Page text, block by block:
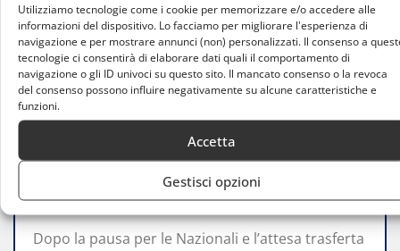
Utilizziamo tecnologie come i cookie per memorizzare e/o accedere alle
informazioni del dispositivo. Lo facciamo per migliorare l'esperienza di
navigazione e per mostrare annunci (non) personalizzati. Il consenso a
tecnologie ci consentirà di elaborare dati quali il comportamento di
navigazione o gli ID univoci su questo sito. Il mancato consenso o la revoca
del consenso possono influire negativamente su alcune caratteristiche e
funzioni.
Accetta
Gestisci opzioni
CONSIGLI
Milan-Fiorentina del 5 aprile: biglietti,
promozioni e info per San Siro
Andrea De Capitani Mar 22, 2025 0
Dopo la pausa per le Nazionali e l’attesa trasferta